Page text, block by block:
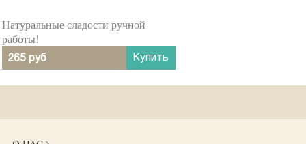
Натуральные сладости ручной
работы!
265 руб Купить